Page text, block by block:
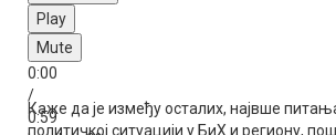
Play
Mute
0:00
/
0:59
Каже да је између осталих, највше
политичкој ситуацији у БиХ и региону,